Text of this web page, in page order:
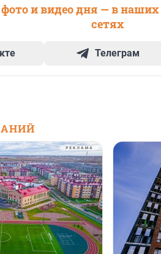
и видео дня — в
сетях
Телеграм